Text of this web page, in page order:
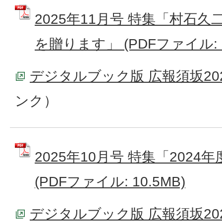
2025年11月号 特集「村石久
を贈ります」 (PDFファイル:
デジタルブック版 広報須坂
ンク）
2025年10月号 特集「2024年
(PDFファイル: 10.5MB)
デジタルブック版 広報須坂